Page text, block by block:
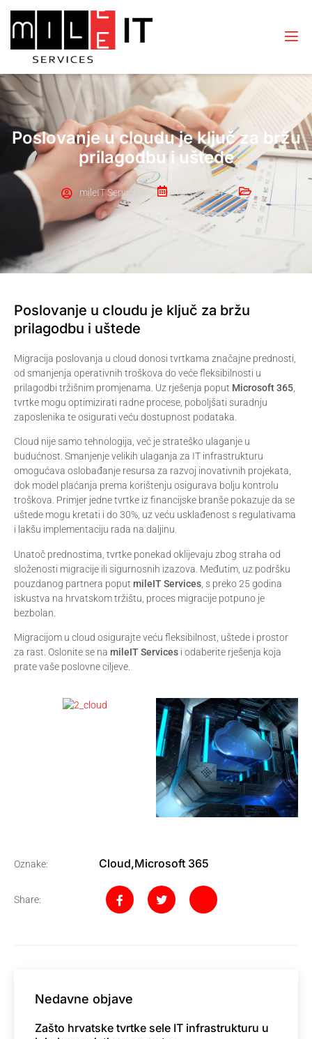
Poslovanje u cloudu je ključ za bržu
prilagodbu i uštede
mileIT Services 19.12.2024.
Cloud Microsoft 365
Poslovanje u cloudu je ključ za bržu
prilagodbu i uštede
Migracija poslovanja u cloud donosi tvrtkama značajne prednosti,
od smanjenja operativnih troškova do veće fleksibilnosti u
prilagodbi tržišnim promjenama. Uz rješenja poput Microsoft 365
tvrtke mogu optimizirati radne procese, poboljšati suradnju
zaposlenika te osigurati veću dostupnost podataka.
Cloud nije samo tehnologija, već je strateško ulaganje u
budućnost. Smanjenje velikih ulaganja za IT infrastrukturu
omogućava oslobađanje resursa za razvoj inovativnih projekata,
dok model plaćanja prema korištenju osigurava bolju kontrolu
troškova. Primjer jedne tvrtke iz financijske branše pokazuje da se
uštede mogu kretati i do 30%, uz veću usklađenost s regulativama
i lakšu implementaciju rada na daljinu.
Unatoč prednostima, tvrtke ponekad oklijevaju zbog straha od
složenosti migracije ili sigurnosnih izazova. Međutim, uz podršku
pouzdanog partnera poput mileIT Services , s preko 25 godina
iskustva na hrvatskom tržištu, proces migracije potpuno je
bezbolan.
Migracijom u cloud osigurajte veću fleksibilnost, uštede i prostor
za rast. Oslonite se na mileIT Services i odaberite rješenja koja
prate vaše poslovne ciljeve.
Oznake: Cloud,Microsoft 365
Share:
Nedavne objave
Zašto hrvatske tvrtke sele IT infrastrukturu u